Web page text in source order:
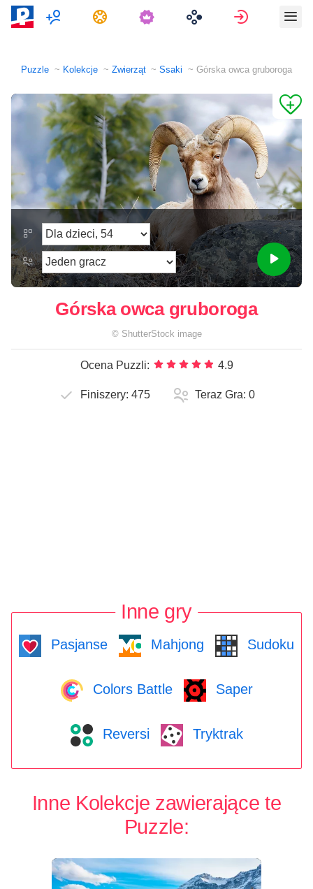
Multiplayer Zadania Zaloguj się
Puzzle Kolekcje Zwierząt Ssaki Górska owca gruboroga
Górska owca gruboroga
© ShutterStock image
Ocena Puzzli: 4.9
Finiszery: 475 Teraz Gra: 0
Inne gry
Pasjanse Mahjong Sudoku
Colors Battle Saper
Reversi Tryktrak
Inne Kolekcje zawierające te
Puzzle: